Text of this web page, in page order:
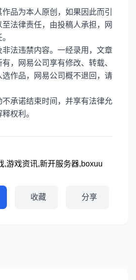
品为本人原创，如果因此而引
法律责任，由投稿人承担，网
法违禁内容。一经录用，文章
，网易公司享有修改、转载、
作品，网易公司概不退回，请
不承诺结束时间，并享有法律允
权利。
,游戏资讯,新开服务器,boxuu
收藏 分享